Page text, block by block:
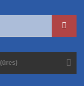
(üres)